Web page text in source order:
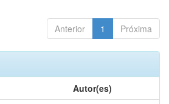
Anterior 1 Próxima
Autor(es)